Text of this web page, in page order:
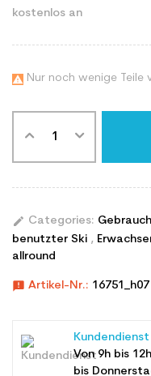
kostenlos an
 Nur noch wenige Teile
edit Categories:
benutzter Ski ,
allround
announcement Artikel-Nr.: 16751_h07
Kundendienst
Von 9h bis
bis